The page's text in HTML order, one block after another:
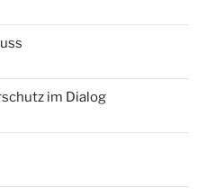
im Dialog